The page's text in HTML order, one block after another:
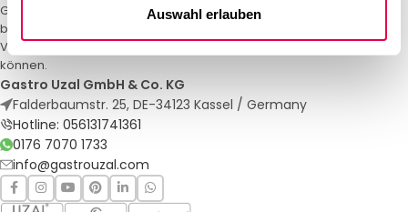
Auswahl erlauben
Gastro Uzal – Ihr Spezialist für Gastronomiemöbel und -textilien. Wir
bieten maßgeschneiderte Lösungen für Restaurants, Hotels und
Veranstaltungen. Qualität und Service, auf die Sie sich verlassen
können.
Gastro Uzal GmbH & Co. KG
Falderbaumstr. 25, DE-34123 Kassel / Germany
Hotline: 056131741361
0176 7070 1733
info@gastrouzal.com